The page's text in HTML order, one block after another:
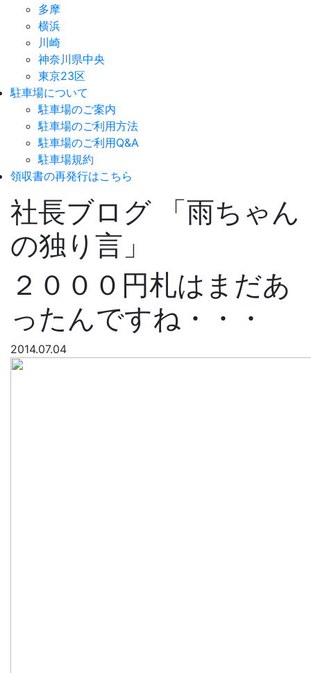
多摩
横浜
川崎
神奈川県中央
東京23区
駐車場について
駐車場のご案内
駐車場のご利用方法
駐車場のご利用Q&A
駐車場規約
領収書の再発行はこちら
社長ブログ 「雨ちゃん
の独り言」
２０００円札はまだあ
ったんですね・・・
2014.07.04